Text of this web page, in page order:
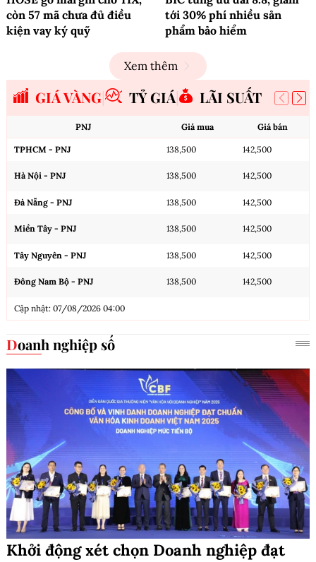
còn 57 mã chưa đủ điều
kiện vay ký quỹ
tới 30% phí nhiều sản
phẩm bảo hiểm
Xem thêm
GIÁ VÀNG TỶ GIÁ LÃI SUẤT
PNJ Giá mua Giá bán
TPHCM - PNJ 138,500 142,500
Hà Nội - PNJ 138,500 142,500
Đà Nẵng - PNJ 138,500 142,500
Miền Tây - PNJ 138,500 142,500
Tây Nguyên - PNJ 138,500 142,500
Đông Nam Bộ - PNJ 138,500 142,500
Cập nhật: 07/08/2026 04:00
Doanh nghiệp số
Khởi động xét chọn Doanh nghiệp đạt